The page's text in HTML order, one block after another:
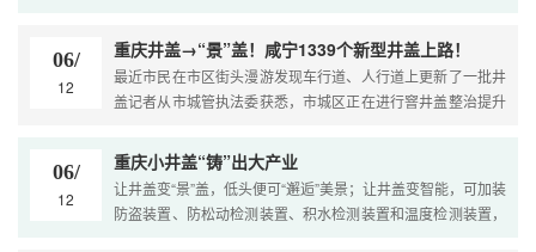
影响着城市的整体形象...
06/
12
重庆井盖→“景”盖！咸宁1339个新型井盖上路！
最近市民在市区街头漫游发现车行道、人行道上更新了一批井
盖记者从市城管执法委获悉，市城区正在进行窨井盖整治提升
上新型井盖133...
06/
12
重庆小井盖“铸”出大产业
让井盖变“景”盖，低头便可“邂逅”美景；让井盖变智能，可加装
防盗装置、防松动检测装置、积水检测装置和温度检测装置，